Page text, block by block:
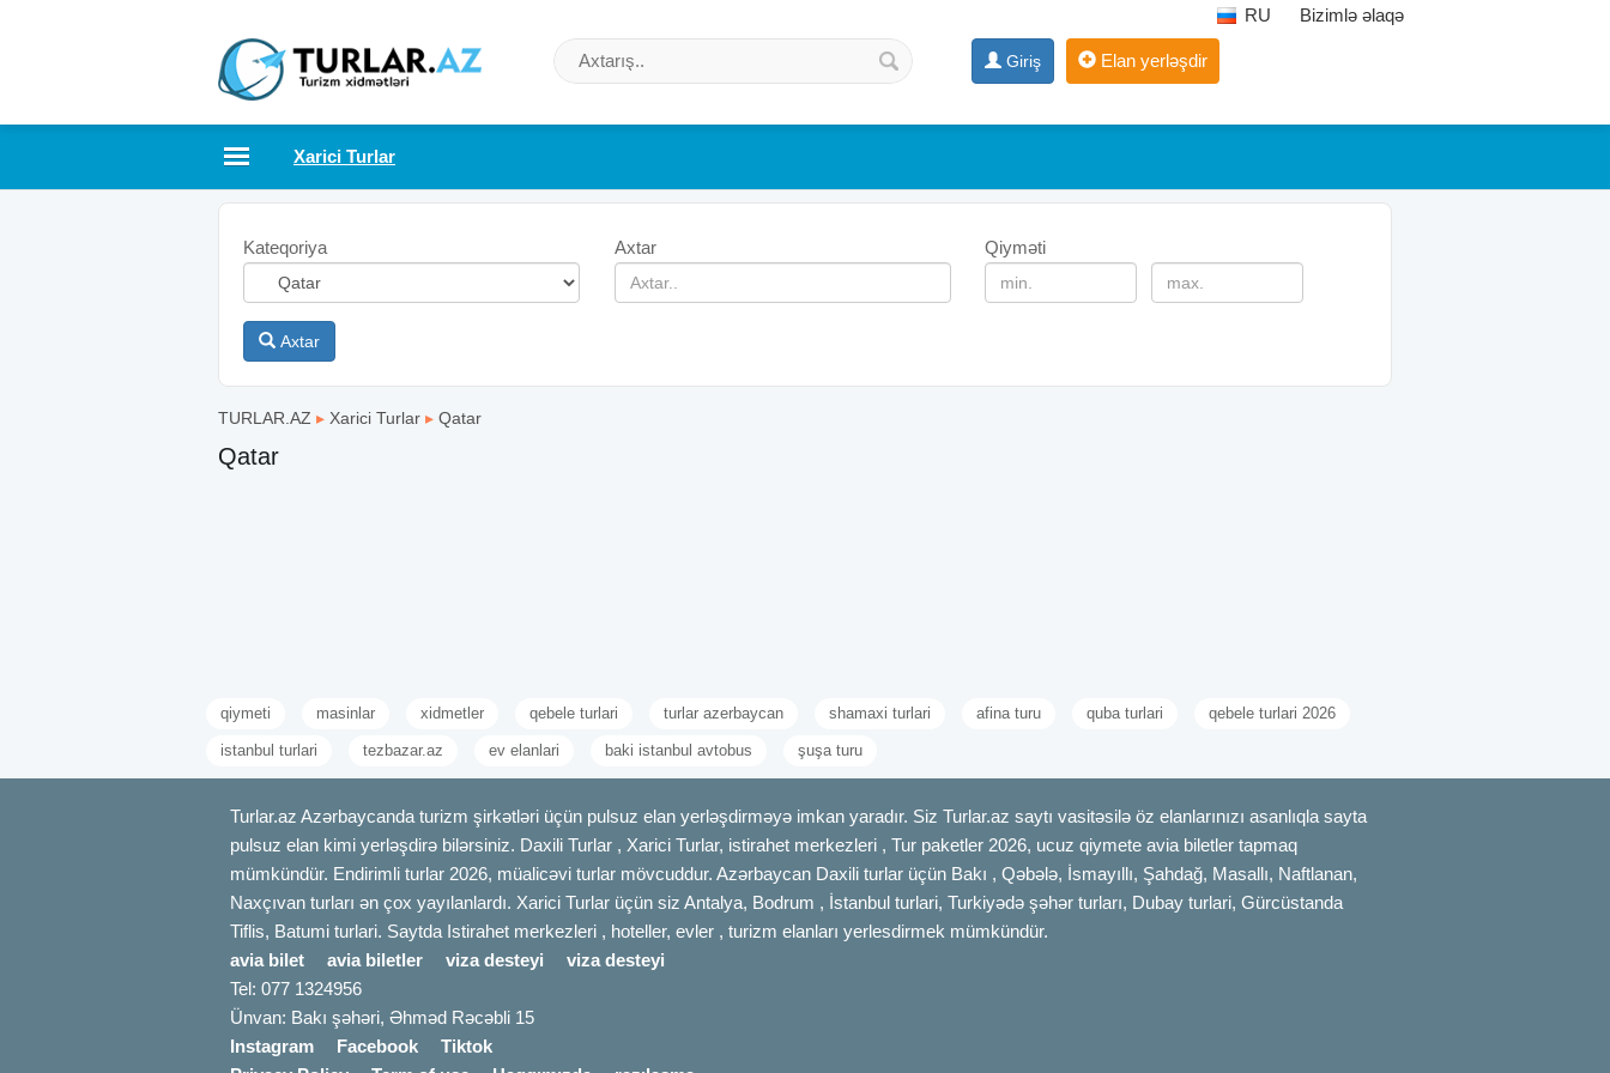
RU Bizimlə əlaqə
Giriş Elan yerləşdir
Xarici Turlar
Kateqoriya Axtar Qiyməti
Axtar
TURLAR.AZ ▸ Xarici Turlar ▸ Qatar
Qatar
qiymeti masinlar xidmetler qebele turlari turlar azerbaycan shamaxi turlari afina turu quba turlari qebele turlari 2026
istanbul turlari tezbazar.az ev elanlari baki istanbul avtobus şuşa turu
Turlar.az Azərbaycanda turizm şirkətləri üçün pulsuz elan yerləşdirməyə imkan yaradır. Siz Turlar.az saytı vasitəsilə öz elanlarınızı asanlıqla sayta
pulsuz elan kimi yerləşdirə bilərsiniz. Daxili Turlar , Xarici Turlar, istirahet merkezleri , Tur paketler 2026, ucuz qiymete avia biletler tapmaq
mümkündür. Endirimli turlar 2026, müalicəvi turlar mövcuddur. Azərbaycan Daxili turlar üçün Bakı , Qəbələ, İsmayıllı, Şahdağ, Masallı, Naftlanan,
Naxçıvan turları ən çox yayılanlardı. Xarici Turlar üçün siz Antalya, Bodrum , İstanbul turlari, Turkiyədə şəhər turları, Dubay turlari, Gürcüstanda
Tiflis, Batumi turlari. Saytda Istirahet merkezleri , hoteller, evler , turizm elanları yerlesdirmek mümkündür.
avia bilet
avia biletler viza desteyi
viza desteyi
Tel: 077 1324956
Ünvan: Bakı şəhəri, Əhməd Rəcəbli 15
Instagram
Facebook
Tiktok